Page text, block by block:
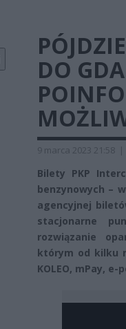
DO
9 marca 2023 21:58 |
Bilety PKP
benzynowych –
agencyjnej
stacjonarne
rozwiązanie
którym od kilku
KOLEO, mPay,